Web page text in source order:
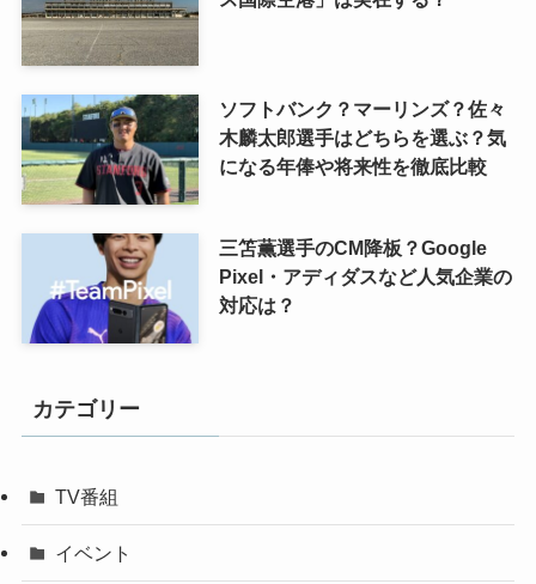
ソフトバンク？マーリンズ？佐々
木麟太郎選手はどちらを選ぶ？気
になる年俸や将来性を徹底比較
三笘薫選手のCM降板？Google
Pixel・アディダスなど人気企業の
対応は？
カテゴリー
TV番組
イベント